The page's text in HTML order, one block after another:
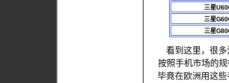
三星
三星
三星
看到这里，很多
按照手机市场的
毕竟在欧洲用这